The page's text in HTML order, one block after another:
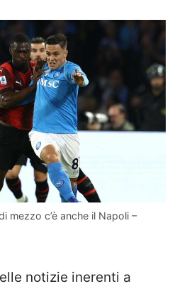
mezzo c’è anche il Napoli –
notizie inerenti a